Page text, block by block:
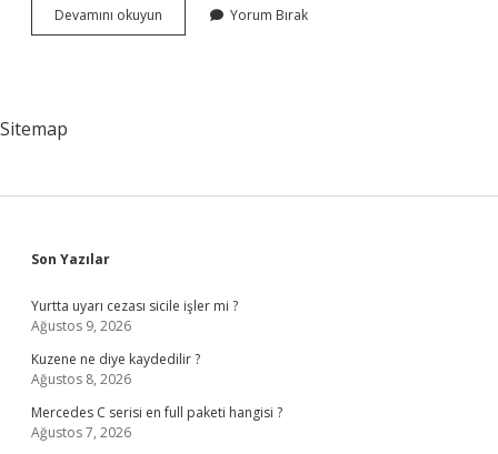
Devamını okuyun Katoliklerin
Tanrısı
Yorum Bırak
Sitemap
Sidebar
Son Yazılar
Yurtta uyarı cezası sicile işler mi ?
Ağustos 9, 2026
Kuzene ne diye kaydedilir ?
Ağustos 8, 2026
Mercedes C serisi en full paketi hangisi ?
Ağustos 7, 2026